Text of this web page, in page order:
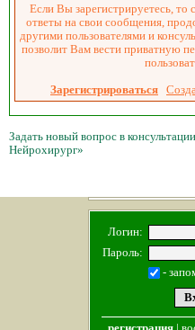
Если Вы зарегистрируетесь,
ответы на свои сообщения,
другими пользователями и
позволит Вам вести приватную
Зарегистрироваться
Задать новый вопрос в
Нейрохирург»
Логин:
Пароль:
-
регистрация|